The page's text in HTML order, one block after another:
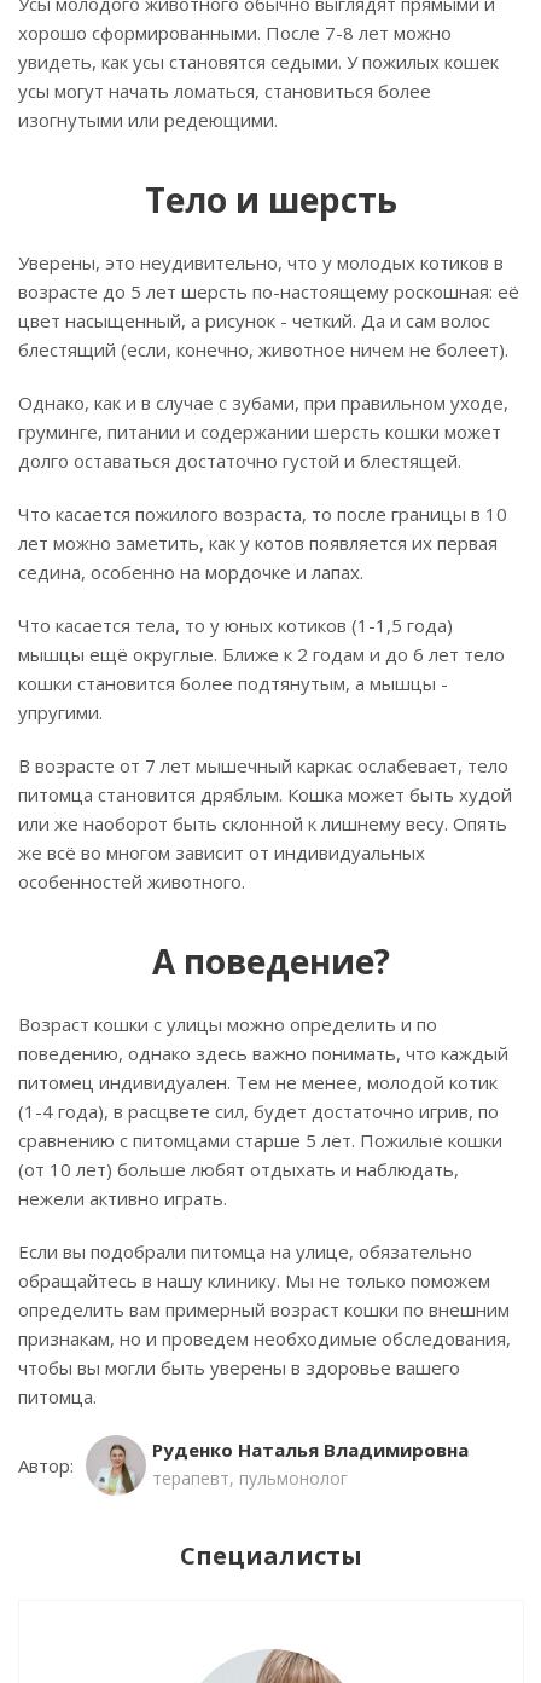
хорошо сформированными. После 7-8 лет можно
увидеть, как усы становятся седыми. У пожилых кошек
усы могут начать ломаться, становиться более
изогнутыми или редеющими.
Тело и шерсть
Уверены, это неудивительно, что у молодых котиков в
возрасте до 5 лет шерсть по-настоящему роскошная: её
цвет насыщенный, а рисунок - четкий. Да и сам волос
блестящий (если, конечно, животное ничем не болеет).
Однако, как и в случае с зубами, при правильном уходе,
груминге, питании и содержании шерсть кошки может
долго оставаться достаточно густой и блестящей.
Что касается пожилого возраста, то после границы в 10
лет можно заметить, как у котов появляется их первая
седина, особенно на мордочке и лапах.
Что касается тела, то у юных котиков (1-1,5 года)
мышцы ещё округлые. Ближе к 2 годам и до 6 лет тело
кошки становится более подтянутым, а мышцы -
упругими.
В возрасте от 7 лет мышечный каркас ослабевает, тело
питомца становится дряблым. Кошка может быть худой
или же наоборот быть склонной к лишнему весу. Опять
же всё во многом зависит от индивидуальных
особенностей животного.
А поведение?
Возраст кошки с улицы можно определить и по
поведению, однако здесь важно понимать, что каждый
питомец индивидуален. Тем не менее, молодой котик
(1-4 года), в расцвете сил, будет достаточно игрив, по
сравнению с питомцами старше 5 лет. Пожилые кошки
(от 10 лет) больше любят отдыхать и наблюдать,
нежели активно играть.
Если вы подобрали питомца на улице, обязательно
обращайтесь в нашу клинику. Мы не только поможем
определить вам примерный возраст кошки по внешним
признакам, но и проведем необходимые обследования,
чтобы вы могли быть уверены в здоровье вашего
питомца.
Автор:
Руденко Наталья Владимировна
терапевт, пульмонолог
Специалисты